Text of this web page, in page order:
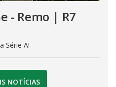
- Remo | R7
Série A!
NOTÍCIAS